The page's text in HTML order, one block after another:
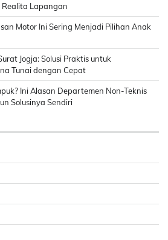
Lapangan
Motor Ini Sering Menjadi Pilihan Anak
Jogja: Solusi Praktis untuk
Tunai dengan Cepat
Ini Alasan Departemen Non-Teknis
Solusinya Sendiri